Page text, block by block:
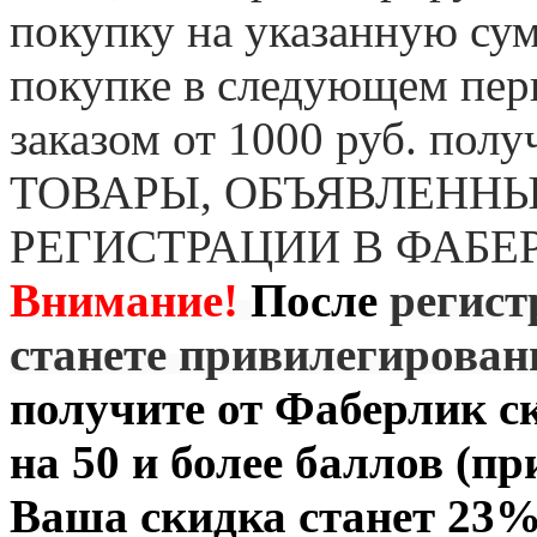
покупку на указанную
покупке в следующем
заказом от 1000 руб.
ТОВАРЫ,
РЕГИСТРАЦИИ В
Внимание! После
станете
получите от Фаберлик
на 50 и более баллов
Ваша скидка станет